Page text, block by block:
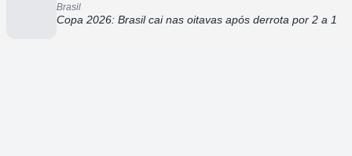
Brasil
Copa 2026: Brasil cai nas oitavas após derrota por 2 a 1